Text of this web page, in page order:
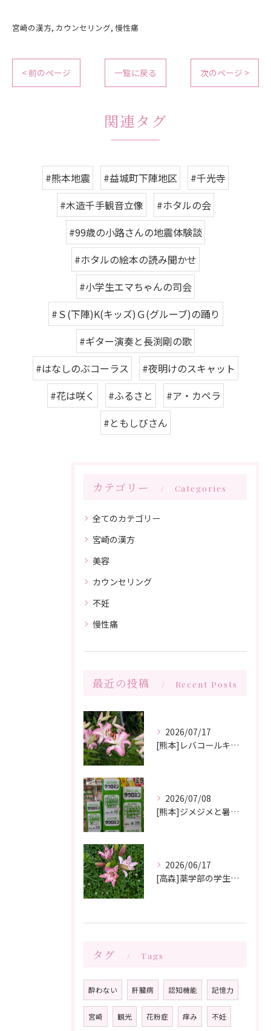
宮崎の漢方 カウンセリング 慢性痛
< 前のページ 一覧に戻る 次のページ >
関連タグ
#熊本地震 #益城町下陣地区
#千光寺
#木造千手観音立像
#ホタルの会
#99歳の小路さんの地震体験談
#ホタルの絵本の読み聞かせ
#小学生エマちゃんの司会
#Ｓ(下陣)K(キッズ)Ｇ(グルーブ)の踊り
#ギター演奏と長渕剛の歌
#はなしのぶコーラス
#夜明けのスキャット
#花は咲く
#ふるさと
#ア・カペラ
#ともしびさん
カテゴリー Categories
全てのカテゴリー
宮崎の漢方
美容
カウンセリング
不妊
慢性痛
最近の投稿 Recent Posts
2026/07/17
[熊本]レバコールキャンペーン＆ガチャガチャ抽選会やっています‼️
2026/07/08
[熊本]ジメジメと暑い夏痒くてたまらない、皮膚炎が治らない、蕁麻疹が出やすくて悩んでいる方いませんか⁉️タウロミン錠でいつの間にか治ってしまったと大好評です💞
2026/06/17
[高森]薬学部の学生さんが薬局製剤の実習にきてくれました✨桂枝茯苓丸つくり楽しかった!と帰って行きました☺️
タグ Tags
酔わない 肝臓病 認知機能 記憶力
宮崎 観光 花粉症 痒み 不妊